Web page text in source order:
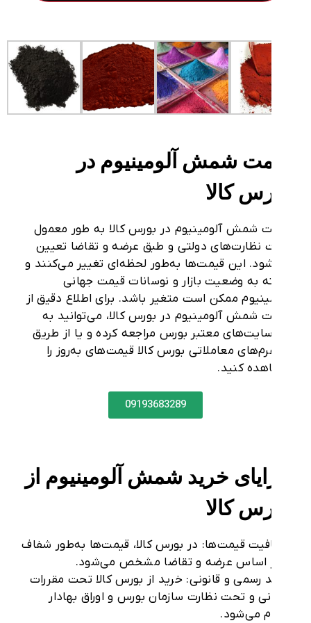
شمش آلومینیوم در
کالا
شمش آلومینیومدر بورس کالابه طور معمول
نظارت‌های دولتیو طبقعرضه و تقاضا تعیین
این قیمت‌ها به‌طورلحظه‌ای تغییر می‌کنند و
به وضعیت بازار و نوسانات قیمت جهانی
ممکن است متغیر باشد. برای اطلاع دقیق از
شمش آلومینیوم در بورس کالا، می‌توانید به
معتبر بورسمراجعه کرده و یا از طریق
معاملاتی بورس کالاقیمت‌های به‌روز را
کنید.
09193683289
خرید شمش آلومینیوم از
کالا
قیمت‌ها : در بورس کالا، قیمت‌ها به‌طور شفاف
عرضه و تقاضا مشخص می‌شود.
رسمی و قانونی: خرید از بورس کالا تحتمقررات
و تحت نظارتسازمان بورس و اوراق بهادار
می‌شود.